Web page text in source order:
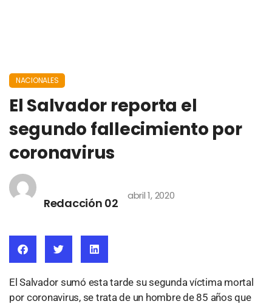
NACIONALES
El Salvador reporta el
segundo fallecimiento por
coronavirus
Redacción 02
abril 1, 2020
El Salvador sumó esta tarde su segunda víctima mortal
por coronavirus, se trata de un hombre de 85 años que